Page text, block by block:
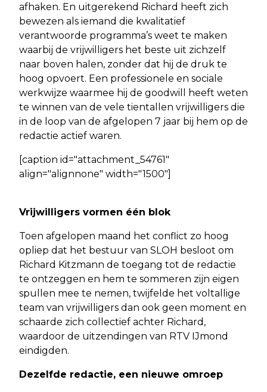
afhaken. En uitgerekend Richard heeft zich
bewezen als iemand die kwalitatief
verantwoorde programma’s weet te maken
waarbij de vrijwilligers het beste uit zichzelf
naar boven halen, zonder dat hij de druk te
hoog opvoert. Een professionele en sociale
werkwijze waarmee hij de goodwill heeft weten
te winnen van de vele tientallen vrijwilligers die
in de loop van de afgelopen 7 jaar bij hem op de
redactie actief waren.
[caption id="attachment_54761"
align="alignnone" width="1500"]
Vrijwilligers vormen één blok
Toen afgelopen maand het conflict zo hoog
opliep dat het bestuur van SLOH besloot om
Richard Kitzmann de toegang tot de redactie
te ontzeggen en hem te sommeren zijn eigen
spullen mee te nemen, twijfelde het voltallige
team van vrijwilligers dan ook geen moment en
schaarde zich collectief achter Richard,
waardoor de uitzendingen van RTV IJmond
eindigden.
Dezelfde redactie, een nieuwe omroep